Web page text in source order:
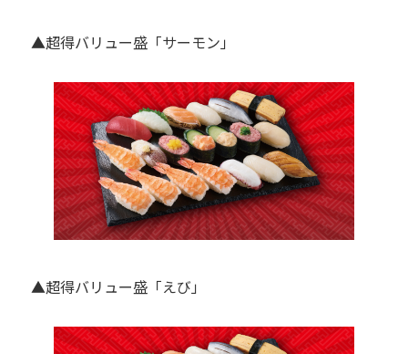
▲超得バリュー盛「サーモン」
▲超得バリュー盛「えび」